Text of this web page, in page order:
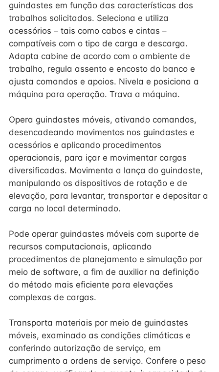
guindastes em função das características dos
trabalhos solicitados. Seleciona e utiliza
acessórios – tais como cabos e cintas –
compatíveis com o tipo de carga e descarga.
Adapta cabine de acordo com o ambiente de
trabalho, regula assento e encosto do banco e
ajusta comandos e apoios. Nivela e posiciona a
máquina para operação. Trava a máquina.
Opera guindastes móveis, ativando comandos,
desencadeando movimentos nos guindastes e
acessórios e aplicando procedimentos
operacionais, para içar e movimentar cargas
diversificadas. Movimenta a lança do guindaste,
manipulando os dispositivos de rotação e de
elevação, para levantar, transportar e depositar a
carga no local determinado.
Pode operar guindastes móveis com suporte de
recursos computacionais, aplicando
procedimentos de planejamento e simulação por
meio de software, a fim de auxiliar na definição
do método mais eficiente para elevações
complexas de cargas.
Transporta materiais por meio de guindastes
móveis, examinado as condições climáticas e
conferindo autorização de serviço, em
cumprimento a ordens de serviço. Confere o peso